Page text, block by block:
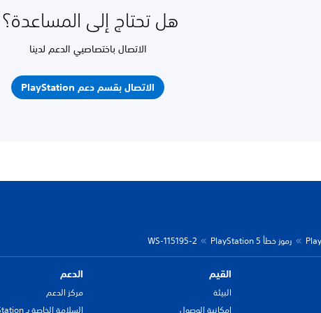
هل تحتاج إلى المساعدة؟
الاتصال باختصاصيي الدعم لدينا
الاتصال بقسم دعم PlayStation
رموز خطأ PlayStation 5 WS-115195-2
القيم
البيئة
إمكانية الوصول
الدعم
مركز الدعم
السلامة الخاصة بـ PlayStation